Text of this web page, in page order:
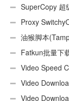
SuperCopy 超
Proxy
油猴脚本
用Android）
Fatkun批量下
Video Speed
Video
Video